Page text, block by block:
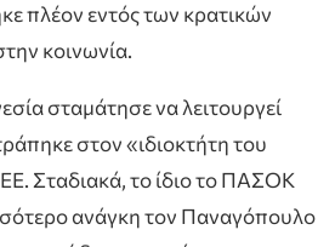
πλέον εντός των κρατικών
κοινωνία.
σταμάτησε να λειτουργεί
στον «ιδιοκτήτη του
Σταδιακά, το ίδιο το ΠΑΣΟΚ
ανάγκη τον Παναγόπουλο